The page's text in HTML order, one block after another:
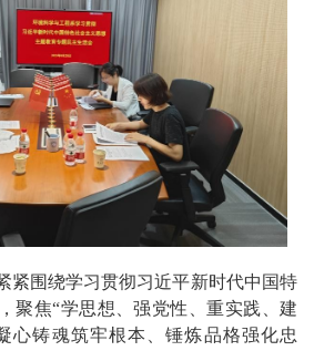
紧围绕学习贯彻习近平新时代中国特
聚焦“学思想、强党性、重实践、建
心铸魂筑牢根本、锤炼品格强化忠